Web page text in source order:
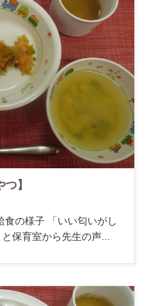
】
の様子 「いい匂いがし
保育室から先生の声...